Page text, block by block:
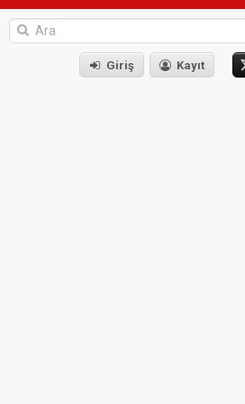
Giriş Kayıt